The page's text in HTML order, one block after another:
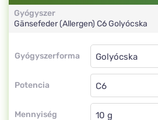
Gyógyszer
Gänsefeder (Allergen) C6Golyócska
Gyógyszerforma
Gyógyszerforma
Potencia
Golyócska
C6
Mennyiség
Golyócska